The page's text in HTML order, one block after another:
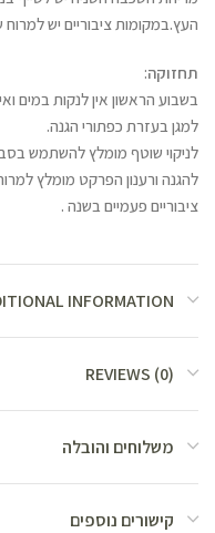
העץ.במקומות ציבוריים יש
תחזוקה:
בשבוע הראשון אין לנקות במים
למגן בעזרת כפתורי הגנה.
לניקוי שוטף מומלץ להשתמש
להגנה ורענון הפרקט מומלץ
ציבוריים פעמיים בשנה .
INFORMATION
REVIEWS (0)
משלוחים והובלה
קישורים נוספים